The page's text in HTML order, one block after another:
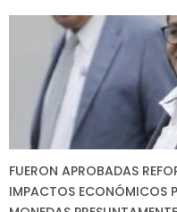
FUERON APROBADAS
IMPACTOS ECONÓMICOS